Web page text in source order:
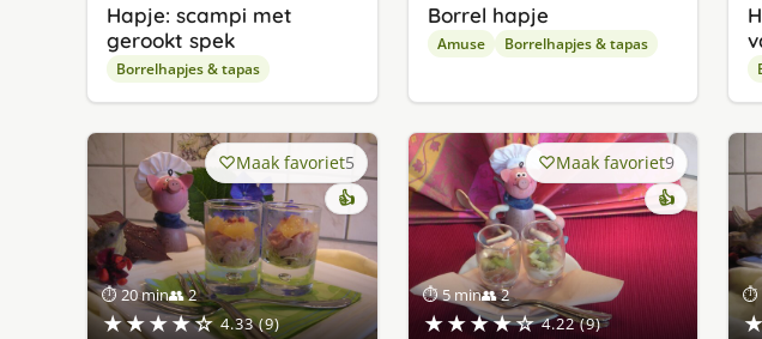
Hapje: scampi met
gerookt spek
Borrelhapjes & tapas
Borrel hapje
Amuse Borrelhapjes & tapas
⏱ 20 min👥 2
★★★★☆ 4.33 (9)
Maak favoriet5
👍
⏱ 5 min👥 2
★★★★☆ 4.22 (9)
Maak favoriet9
👍
⏱